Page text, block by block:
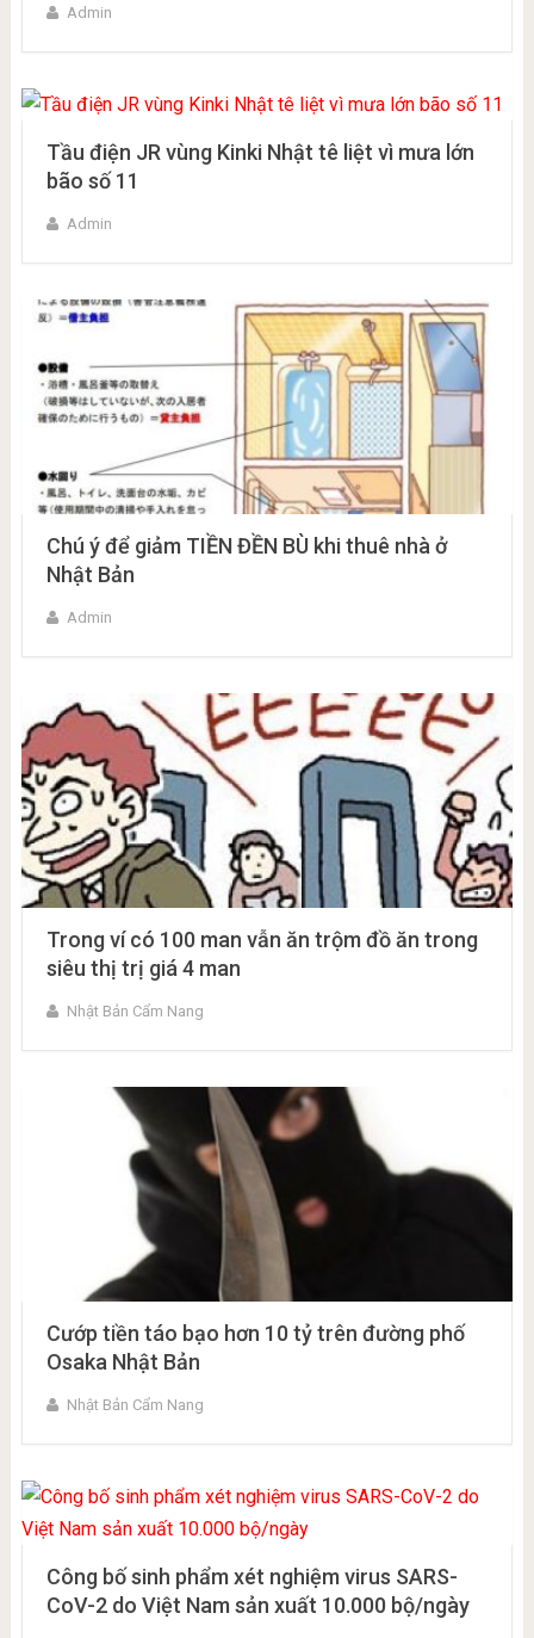
Admin
Tầu điện JR vùng Kinki Nhật tê liệt vì mưa lớn
bão số 11
Admin
Chú ý để giảm TIỀN ĐỀN BÙ khi thuê nhà ở
Nhật Bản
Admin
Trong ví có 100 man vẫn ăn trộm đồ ăn trong
siêu thị trị giá 4 man
Nhật Bản Cẩm Nang
Cướp tiền táo bạo hơn 10 tỷ trên đường phố
Osaka Nhật Bản
Nhật Bản Cẩm Nang
Công bố sinh phẩm xét nghiệm virus SARS-
CoV-2 do Việt Nam sản xuất 10.000 bộ/ngày